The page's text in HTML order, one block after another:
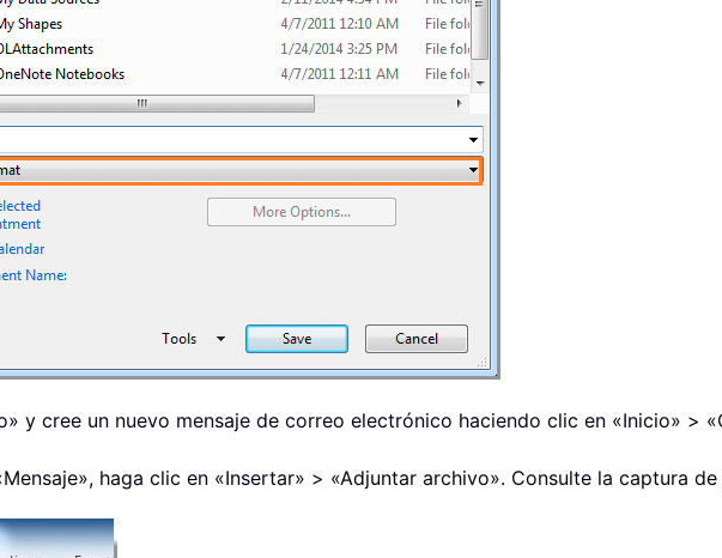
y cree un nuevo mensaje de correo electrónico haciendo clic en «Inicio» >
haga clic en «Insertar» > «Adjuntar archivo». Consulte la captura